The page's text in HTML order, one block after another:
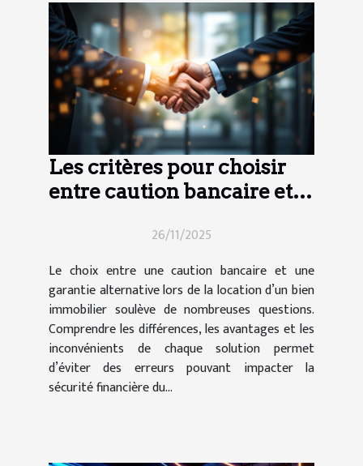
Les critères pour choisir
entre caution bancaire et
26/11/2025
Le choix entre une caution bancaire et une
garantie alternative lors de la location d’un bien
immobilier soulève de nombreuses questions.
Comprendre les différences, les avantages et les
inconvénients de chaque solution permet
d’éviter des erreurs pouvant impacter la
sécurité financière du...